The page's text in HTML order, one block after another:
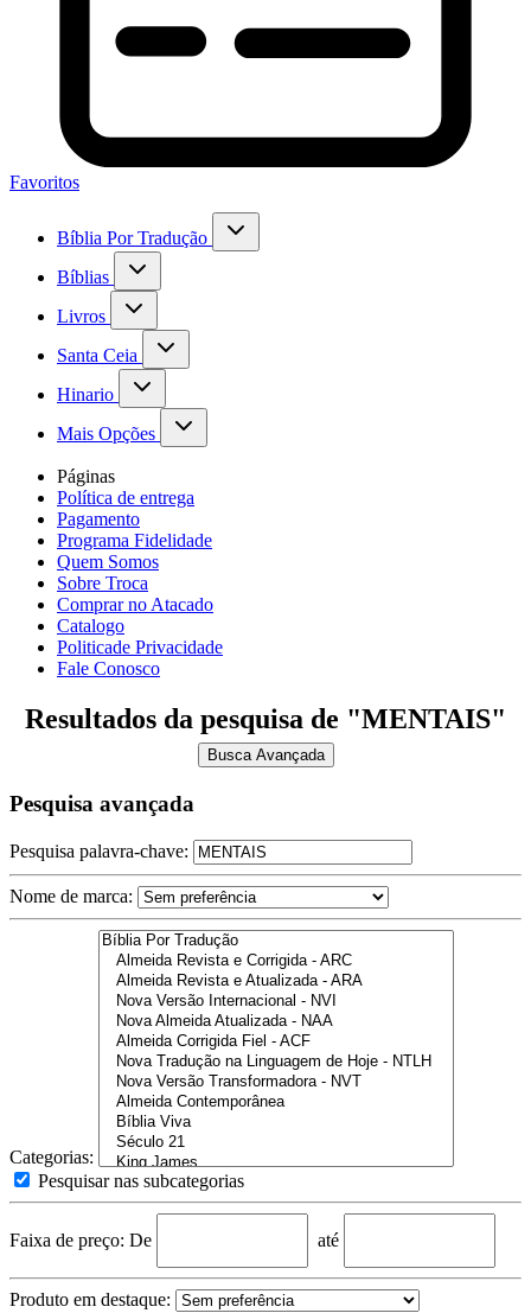
Favoritos
Bíblia Por Tradução
Bíblias
Livros
Santa Ceia
Hinario
Mais Opções
Páginas
Política de entrega
Pagamento
Programa Fidelidade
Quem Somos
Sobre Troca
Comprar no Atacado
Catalogo
Politicade Privacidade
Fale Conosco
Resultados da pesquisa de "MENTAIS"
Busca Avançada
Pesquisa avançada
Pesquisa palavra-chave:
Nome de marca:
Categorias:
Pesquisar nas subcategorias
Faixa de preço: De até
Produto em destaque: